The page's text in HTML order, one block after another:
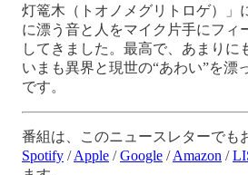
灯篭木（トオノメグリトロゲ）」
に漂う音と人をマイク片手にフィ
してきました。最高で、あまりに
いまも異界と現世の“あわい”を漂
です。
番組は、このニュースレターでも
Spotify /Apple /Google /Amazon /